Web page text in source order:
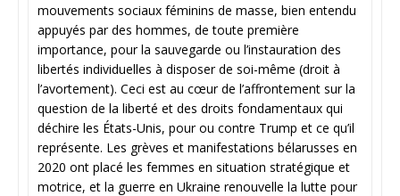
mouvements sociaux féminins de masse, bien entendu
appuyés par des hommes, de toute première
importance, pour la sauvegarde ou l’instauration des
libertés individuelles à disposer de soi-même (droit à
l’avortement). Ceci est au cœur de l’affrontement sur la
question de la liberté et des droits fondamentaux qui
déchire les États-Unis, pour ou contre Trump et ce qu’il
représente. Les grèves et manifestations bélarusses en
2020 ont placé les femmes en situation stratégique et
motrice, et la guerre en Ukraine renouvelle la lutte pour